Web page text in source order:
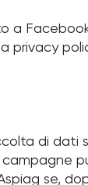
a
privacy
di
se,